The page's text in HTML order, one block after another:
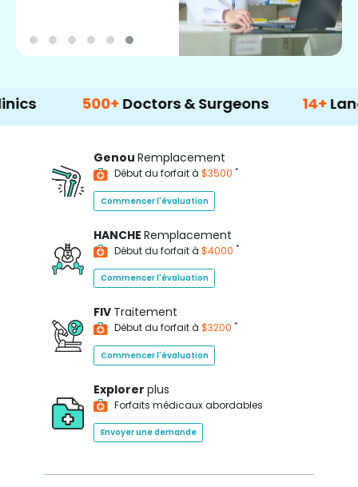
500+ Doctors & Surgeons 14+
Genou Remplacement
Début du forfait à $3500 *
Commencer l'évaluation
HANCHE Remplacement
Début du forfait à $4000 *
Commencer l'évaluation
FIV Traitement
Début du forfait à $3200 *
Commencer l'évaluation
Explorer plus
Forfaits médicaux abordables
Envoyer une demande